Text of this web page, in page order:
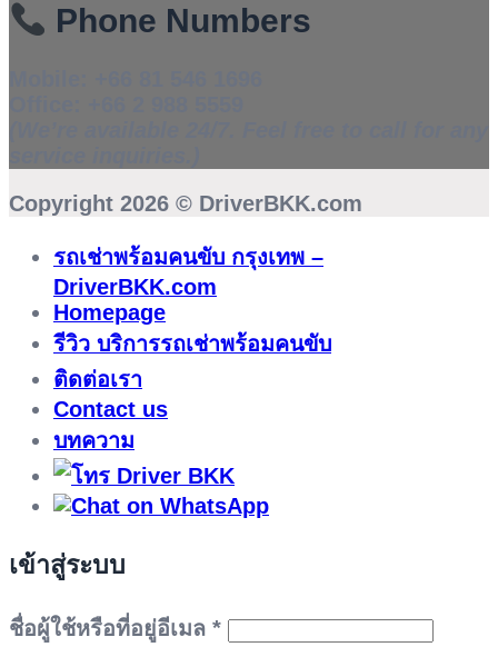
Phone Numbers
Copyright 2026 © DriverBKK.com
รถเช่าพร้อมคนขับ กรุงเทพ –
DriverBKK.com
Homepage
รีวิว บริการรถเช่าพร้อมคนขับ
ติดต่อเรา
Contact us
บทความ
เข้าสู่ระบบ
ชื่อผู้ใช้หรือที่อยู่อีเมล *ต้องการ